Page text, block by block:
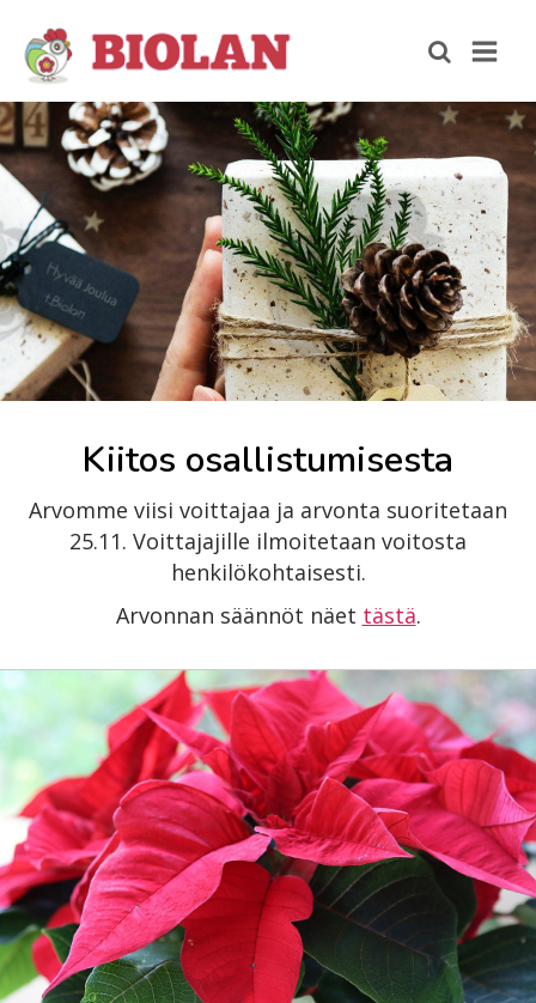
Kiitos osallistumisesta
Arvomme viisi voittajaa ja arvonta suoritetaan
25.11. Voittajajille ilmoitetaan voitosta
henkilökohtaisesti.
Arvonnan säännöt näet tästä.